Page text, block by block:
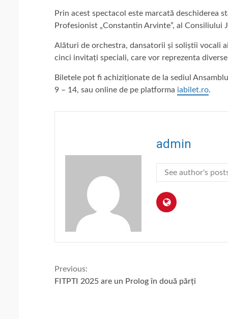
Prin acest spectacol este marcată deschiderea
Profesionist „Constantin Arvinte”, al Consiliului
Alături de orchestra, dansatorii și soliștii vocali
cinci invitați speciali, care vor reprezenta
Biletele pot fi achiziționate de la sediul
9 – 14, sau online de pe platforma iabilet.ro.
admin
See author's
Continue
Previous:
FITPTI 2025 are un Prolog în două părți